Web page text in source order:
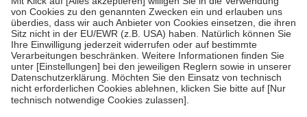
Um das Engagement der Versicherten für ihre eigene Gesundheit zu
stärken und die besondere Stellung der Familie zu unterstützen,
fallenkeine Zuzahlungen an bei:
• Kindern und Jugendlichen bis zum vollendeten 18. Lebensjahr
mit Ausnahme der Fahrkosten
• Untersuchungen zur Vorsorge und Früherkennung, die von der
GKV getragen werden
• empfohlenen Schutzimpfungen